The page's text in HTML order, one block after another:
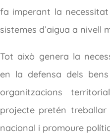
fa imperant la
sistemes d’aigua a nivell
Tot això genera la
en la defensa dels
organitzacions
projecte pretén treballar
nacional i promoure